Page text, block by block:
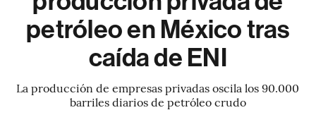
petróleo en México tras
caída de ENI
La producción de empresas privadas oscila los 90.000
barriles diarios de petróleo crudo